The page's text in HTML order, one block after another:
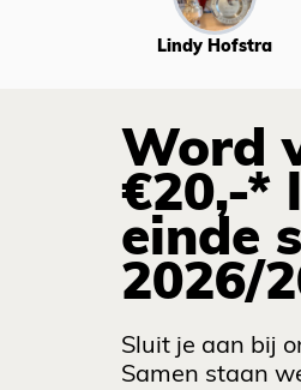
Lindy Hofstra
Word
€20,-*
einde
2026/
Sluit je aan bij
Samen staan